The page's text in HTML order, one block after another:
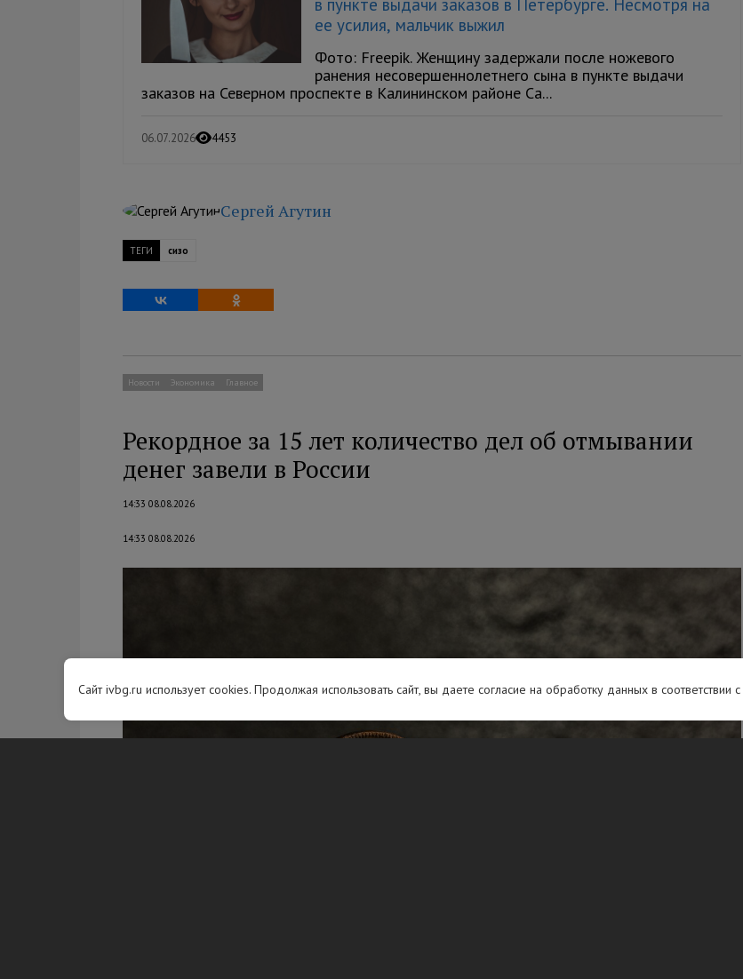
в пункте выдачи заказов в Петербурге. Несмотря на
ее усилия, мальчик выжил
Фото: Freepik. Женщину задержали после ножевого
ранения несовершеннолетнего сына в пункте выдачи
заказов на Северном проспекте в Калининском районе Са...
06.07.2026 4453
Сергей Агутин
ТЕГИ сизо
Новости Экономика Главное
Рекордное за 15 лет количество дел об отмывании
денег завели в России
14:33 08.08.2026
14:33 08.08.2026
Сайт ivbg.ru использует cookies. Продолжая использовать сайт, вы даете согласие на обработку данных в соответствии с